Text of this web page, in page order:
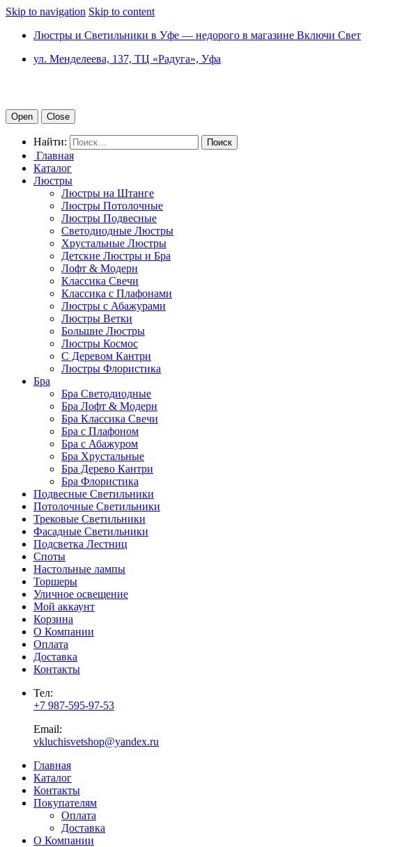
Skip to navigation Skip to content
Люстры и Светильники в Уфе — недорого в магазине Включи Свет
ул. Менделеева, 137, ТЦ «Радуга», Уфа
Open Close
Найти:
Главная
Каталог
Люстры
Люстры на Штанге
Люстры Потолочные
Люстры Подвесные
Светодиодные Люстры
Хрустальные Люстры
Детские Люстры и Бра
Лофт & Модерн
Классика Свечи
Классика с Плафонами
Люстры с Абажурами
Люстры Ветки
Большие Люстры
Люстры Космос
С Деревом Кантри
Люстры Флористика
Бра
Бра Светодиодные
Бра Лофт & Модерн
Бра Классика Свечи
Бра с Плафоном
Бра с Абажуром
Бра Хрустальные
Бра Дерево Кантри
Бра Флористика
Подвесные Светильники
Потолочные Светильники
Трековые Светильники
Фасадные Светильники
Подсветка Лестниц
Споты
Настольные лампы
Торшеры
Уличное освещение
Мой аккаунт
Корзина
О Компании
Оплата
Доставка
Контакты
Тел:
+7 987-595-97-53
Email:
vkluchisvetshop@yandex.ru
Главная
Каталог
Контакты
Покупателям
Оплата
Доставка
О Компании